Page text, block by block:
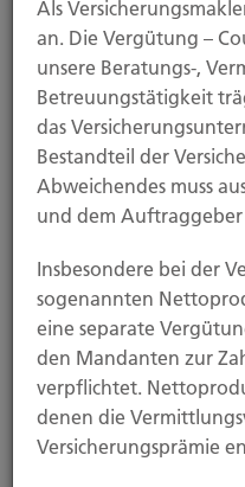
Hubert Brück
Inhaber: Dipl. Ökonom
40479 Düsseldorf
Tel.: 0211-490066
Fax:
0211-4911125
brueck@brueckkg.de
Das Unternehmen
Als
an. Die Vergütung –
unsere Beratungs-,
Betreuungstätigkeit
das
Bestandteil der
Abweichendes muss
und dem
Insbesondere bei der
sogenannten
eine separate
den Mandanten zur
verpflichtet.
denen die
Versicherungsprämie